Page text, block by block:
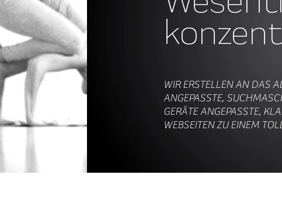
WIR ERSTELLEN AN DAS
ANGEPASSTE,
GERÄTE ANGEPASSTE,
WEBSEITEN ZU EINEM